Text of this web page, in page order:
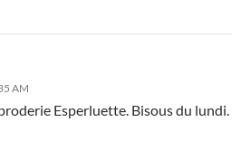
AM
Esperluette. Bisous du lundi.